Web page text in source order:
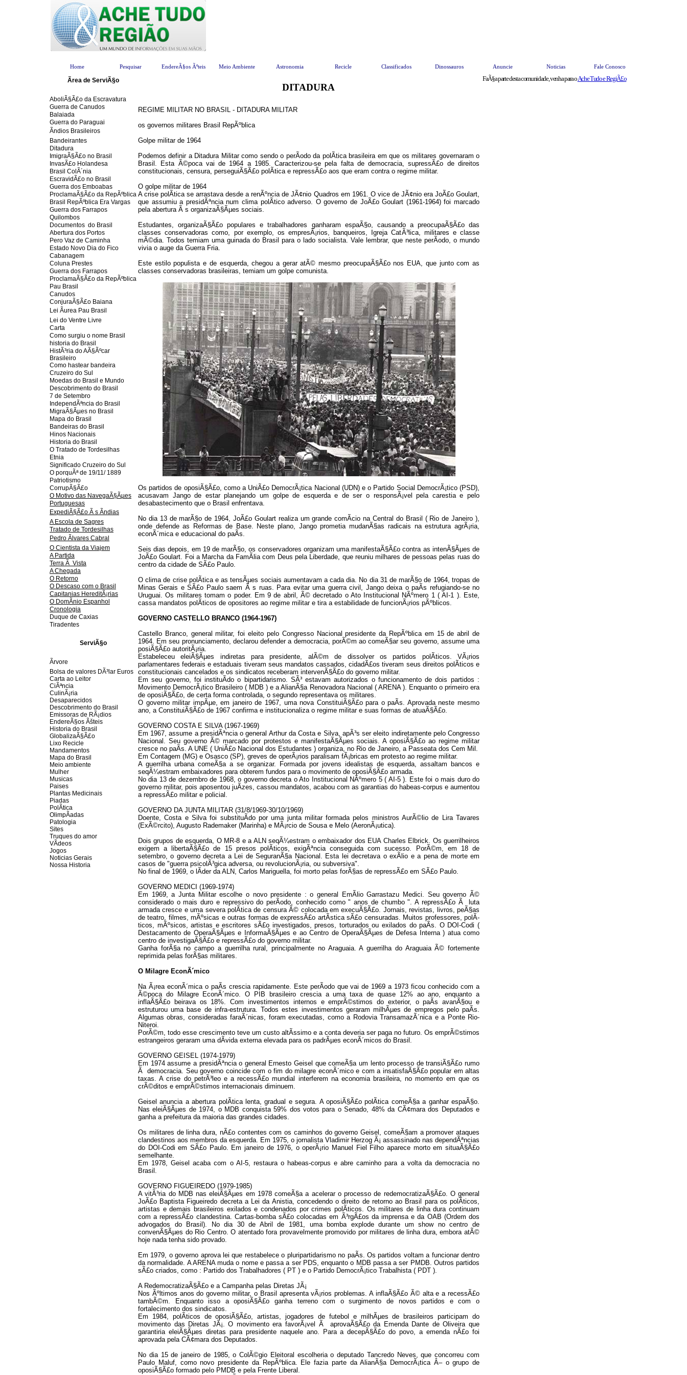
Home Pesquisar EndereÃ§os Ãºteis Meio Ambiente Astronomia Recicle Classificados Dinossauros Anuncie Noticias Fale Conosco
Ãrea de ServiÃ§o
AboliÃ§Ã£o da Escravatura
Guerra de Canudos
Balaiada
Guerra do Paraguai
Ãndios Brasileiros
Bandeirantes
Ditadura
ImigraÃ§Ã£o no Brasil
InvasÃ£o Holandesa
Brasil ColÃ´nia
EscravidÃ£o no Brasil
Guerra dos Emboabas
ProclamaÃ§Ã£o da RepÃºblica
Brasil RepÃºblica Era Vargas
Guerra dos Farrapos
Quilombos
Documentos do Brasil
Abertura dos Portos
Pero Vaz de Caminha
Estado Novo Dia do Fico
Cabanagem
Coluna Prestes
Guerra dos Farrapos
ProclamaÃ§Ã£o da RepÃºblica
Pau Brasil
Canudos
ConjuraÃ§Ã£o Baiana
Lei Ãurea Pau Brasil
Lei do Ventre Livre
Carta
Como surgiu o nome Brasil
historia do Brasil
HistÃ³ria do AÃ§Ãºcar
Brasileiro
Como hastear bandeira
Cruzeiro do Sul
Moedas do Brasil e Mundo
Descobrimento do Brasil
7 de Setembro
IndependÃªncia do Brasil
MigraÃ§Ãµes no Brasil
Mapa do Brasil
Bandeiras do Brasil
Hinos Nacionais
Historia do Brasil
O Tratado de Tordesilhas
Etnia
Significado Cruzeiro do Sul
O porquÃª de 19/11/ 1889
Patriotismo
CorrupÃ§Ã£o
O Motivo das NavegaÃ§Ãµes
Portuguesas
ExpediÃ§Ã£o Ã s Ãndias
A Escola de Sagres
Tratado de Tordesilhas
Pedro Ãlvares Cabral
O Cientista da Viajem
A Partida
Terra Ã Vista
A Chegada
O Retorno
O Descaso com o Brasil
Capitanias HereditÃ¡rias
O DomÃ­nio Espanhol
Cronologia
Duque de Caxias
Tiradentes
ServiÃ§o
Ãrvore
Bolsa de valores DÃ³lar Euros
Carta ao Leitor
CiÃªncia
CulinÃ¡ria
Desaparecidos
Descobrimento do Brasil
Emissoras de RÃ¡dios
EndereÃ§os Ãšteis
Historia do Brasil
GlobalizaÃ§Ã£o
Lixo Recicle
Mandamentos
Mapa do Brasil
Meio ambiente
Mulher
Musicas
Paises
Plantas Medicinais
Piadas
PolÃ­tica
OlimpÃ­adas
Patologia
Sites
Truques do amor
VÃ­deos
Jogos
Noticias Gerais
Nossa Historia
DITADURA
REGIME MILITAR NO BRASIL - DITADURA MILITAR
os governos militares Brasil RepÃºblica
Golpe militar de 1964
Podemos definir a Ditadura Militar como sendo o perÃ­odo da polÃ­tica brasileira em que os militares governaram o
Brasil. Esta Ã©poca vai de 1964 a 1985. Caracterizou-se pela falta de democracia, supressÃ£o de direitos
constitucionais, censura, perseguiÃ§Ã£o polÃ­tica e repressÃ£o aos que eram contra o regime militar.
O golpe militar de 1964
A crise polÃ­tica se arrastava desde a renÃºncia de JÃ¢nio Quadros em 1961. O vice de JÃ¢nio era JoÃ£o Goulart,
que assumiu a presidÃªncia num clima polÃ­tico adverso. O governo de JoÃ£o Goulart (1961-1964) foi marcado
pela abertura Ã s organizaÃ§Ãµes sociais.
Estudantes, organizaÃ§Ã£o populares e trabalhadores ganharam espaÃ§o, causando a preocupaÃ§Ã£o das
classes conservadoras como, por exemplo, os empresÃ¡rios, banqueiros, Igreja CatÃ³lica, militares e classe
mÃ©dia. Todos temiam uma guinada do Brasil para o lado socialista. Vale lembrar, que neste perÃ­odo, o mundo
vivia o auge da Guerra Fria.
Este estilo populista e de esquerda, chegou a gerar atÃ© mesmo preocupaÃ§Ã£o nos EUA, que junto com as
classes conservadoras brasileiras, temiam um golpe comunista.
Os partidos de oposiÃ§Ã£o, como a UniÃ£o DemocrÃ¡tica Nacional (UDN) e o Partido Social DemocrÃ¡tico (PSD),
acusavam Jango de estar planejando um golpe de esquerda e de ser o responsÃ¡vel pela carestia e pelo
desabastecimento que o Brasil enfrentava.
No dia 13 de marÃ§o de 1964, JoÃ£o Goulart realiza um grande comÃ­cio na Central do Brasil ( Rio de Janeiro ),
onde defende as Reformas de Base. Neste plano, Jango prometia mudanÃ§as radicais na estrutura agrÃ¡ria,
econÃ´mica e educacional do paÃ­s.
Seis dias depois, em 19 de marÃ§o, os conservadores organizam uma manifestaÃ§Ã£o contra as intenÃ§Ãµes de
JoÃ£o Goulart. Foi a Marcha da FamÃ­lia com Deus pela Liberdade, que reuniu milhares de pessoas pelas ruas do
centro da cidade de SÃ£o Paulo.
O clima de crise polÃ­tica e as tensÃµes sociais aumentavam a cada dia. No dia 31 de marÃ§o de 1964, tropas de
Minas Gerais e SÃ£o Paulo saem Ã s ruas. Para evitar uma guerra civil, Jango deixa o paÃ­s refugiando-se no
Uruguai. Os militares tomam o poder. Em 9 de abril, Ã© decretado o Ato Institucional NÃºmero 1 ( AI-1 ). Este,
cassa mandatos polÃ­ticos de opositores ao regime militar e tira a estabilidade de funcionÃ¡rios pÃºblicos.
GOVERNO CASTELLO BRANCO (1964-1967)
Castello Branco, general militar, foi eleito pelo Congresso Nacional presidente da RepÃºblica em 15 de abril de
1964. Em seu pronunciamento, declarou defender a democracia, porÃ©m ao comeÃ§ar seu governo, assume uma
posiÃ§Ã£o autoritÃ¡ria.
Estabeleceu eleiÃ§Ãµes indiretas para presidente, alÃ©m de dissolver os partidos polÃ­ticos. VÃ¡rios
parlamentares federais e estaduais tiveram seus mandatos cassados, cidadÃ£os tiveram seus direitos polÃ­ticos e
constitucionais cancelados e os sindicatos receberam intervenÃ§Ã£o do governo militar.
Em seu governo, foi instituÃ­do o bipartidarismo. SÃ³ estavam autorizados o funcionamento de dois partidos :
Movimento DemocrÃ¡tico Brasileiro ( MDB ) e a AlianÃ§a Renovadora Nacional ( ARENA ). Enquanto o primeiro era
de oposiÃ§Ã£o, de certa forma controlada, o segundo representava os militares.
O governo militar impÃµe, em janeiro de 1967, uma nova ConstituiÃ§Ã£o para o paÃ­s. Aprovada neste mesmo
ano, a ConstituiÃ§Ã£o de 1967 confirma e institucionaliza o regime militar e suas formas de atuaÃ§Ã£o.
GOVERNO COSTA E SILVA (1967-1969)
Em 1967, assume a presidÃªncia o general Arthur da Costa e Silva, apÃ³s ser eleito indiretamente pelo Congresso
Nacional. Seu governo Ã© marcado por protestos e manifestaÃ§Ãµes sociais. A oposiÃ§Ã£o ao regime militar
cresce no paÃ­s. A UNE ( UniÃ£o Nacional dos Estudantes ) organiza, no Rio de Janeiro, a Passeata dos Cem Mil.
Em Contagem (MG) e Osasco (SP), greves de operÃ¡rios paralisam fÃ¡bricas em protesto ao regime militar.
A guerrilha urbana comeÃ§a a se organizar. Formada por jovens idealistas de esquerda, assaltam bancos e
seqÃ¼estram embaixadores para obterem fundos para o movimento de oposiÃ§Ã£o armada.
No dia 13 de dezembro de 1968, o governo decreta o Ato Institucional NÃºmero 5 ( AI-5 ). Este foi o mais duro do
governo militar, pois aposentou juÃ­zes, cassou mandatos, acabou com as garantias do habeas-corpus e aumentou
a repressÃ£o militar e policial.
GOVERNO DA JUNTA MILITAR (31/8/1969-30/10/1969)
Doente, Costa e Silva foi substituÃ­do por uma junta militar formada pelos ministros AurÃ©lio de Lira Tavares
(ExÃ©rcito), Augusto Rademaker (Marinha) e MÃ¡rcio de Sousa e Melo (AeronÃ¡utica).
Dois grupos de esquerda, O MR-8 e a ALN seqÃ¼estram o embaixador dos EUA Charles Elbrick. Os guerrilheiros
exigem a libertaÃ§Ã£o de 15 presos polÃ­ticos, exigÃªncia conseguida com sucesso. PorÃ©m, em 18 de
setembro, o governo decreta a Lei de SeguranÃ§a Nacional. Esta lei decretava o exÃ­lio e a pena de morte em
casos de "guerra psicolÃ³gica adversa, ou revolucionÃ¡ria, ou subversiva".
No final de 1969, o lÃ­der da ALN, Carlos Mariguella, foi morto pelas forÃ§as de repressÃ£o em SÃ£o Paulo.
GOVERNO MEDICI (1969-1974)
Em 1969, a Junta Militar escolhe o novo presidente : o general EmÃ­lio Garrastazu Medici. Seu governo Ã©
considerado o mais duro e repressivo do perÃ­odo, conhecido como " anos de chumbo ". A repressÃ£o Ã luta
armada cresce e uma severa polÃ­tica de censura Ã© colocada em execuÃ§Ã£o. Jornais, revistas, livros, peÃ§as
de teatro, filmes, mÃºsicas e outras formas de expressÃ£o artÃ­stica sÃ£o censuradas. Muitos professores, polÃ­
ticos, mÃºsicos, artistas e escritores sÃ£o investigados, presos, torturados ou exilados do paÃ­s. O DOI-Codi (
Destacamento de OperaÃ§Ãµes e InformaÃ§Ãµes e ao Centro de OperaÃ§Ãµes de Defesa Interna ) atua como
centro de investigaÃ§Ã£o e repressÃ£o do governo militar.
Ganha forÃ§a no campo a guerrilha rural, principalmente no Araguaia. A guerrilha do Araguaia Ã© fortemente
reprimida pelas forÃ§as militares.
O Milagre EconÃ´mico
Na Ã¡rea econÃ´mica o paÃ­s crescia rapidamente. Este perÃ­odo que vai de 1969 a 1973 ficou conhecido com a
Ã©poca do Milagre EconÃ´mico. O PIB brasileiro crescia a uma taxa de quase 12% ao ano, enquanto a
inflaÃ§Ã£o beirava os 18%. Com investimentos internos e emprÃ©stimos do exterior, o paÃ­s avanÃ§ou e
estruturou uma base de infra-estrutura. Todos estes investimentos geraram milhÃµes de empregos pelo paÃ­s.
Algumas obras, consideradas faraÃ´nicas, foram executadas, como a Rodovia TransamazÃ´nica e a Ponte Rio-
Niteroi.
PorÃ©m, todo esse crescimento teve um custo altÃ­ssimo e a conta deveria ser paga no futuro. Os emprÃ©stimos
estrangeiros geraram uma dÃ­vida externa elevada para os padrÃµes econÃ´micos do Brasil.
GOVERNO GEISEL (1974-1979)
Em 1974 assume a presidÃªncia o general Ernesto Geisel que comeÃ§a um lento processo de transiÃ§Ã£o rumo
Ã democracia. Seu governo coincide com o fim do milagre econÃ´mico e com a insatisfaÃ§Ã£o popular em altas
taxas. A crise do petrÃ³leo e a recessÃ£o mundial interferem na economia brasileira, no momento em que os
crÃ©ditos e emprÃ©stimos internacionais diminuem.
Geisel anuncia a abertura polÃ­tica lenta, gradual e segura. A oposiÃ§Ã£o polÃ­tica comeÃ§a a ganhar espaÃ§o.
Nas eleiÃ§Ãµes de 1974, o MDB conquista 59% dos votos para o Senado, 48% da CÃ¢mara dos Deputados e
ganha a prefeitura da maioria das grandes cidades.
Os militares de linha dura, nÃ£o contentes com os caminhos do governo Geisel, comeÃ§am a promover ataques
clandestinos aos membros da esquerda. Em 1975, o jornalista Vladimir Herzog Ã¡ assassinado nas dependÃªncias
do DOI-Codi em SÃ£o Paulo. Em janeiro de 1976, o operÃ¡rio Manuel Fiel Filho aparece morto em situaÃ§Ã£o
semelhante.
Em 1978, Geisel acaba com o AI-5, restaura o habeas-corpus e abre caminho para a volta da democracia no
Brasil.
GOVERNO FIGUEIREDO (1979-1985)
A vitÃ³ria do MDB nas eleiÃ§Ãµes em 1978 comeÃ§a a acelerar o processo de redemocratizaÃ§Ã£o. O general
JoÃ£o Baptista Figueiredo decreta a Lei da Anistia, concedendo o direito de retorno ao Brasil para os polÃ­ticos,
artistas e demais brasileiros exilados e condenados por crimes polÃ­ticos. Os militares de linha dura continuam
com a repressÃ£o clandestina. Cartas-bomba sÃ£o colocadas em Ã³rgÃ£os da imprensa e da OAB (Ordem dos
advogados do Brasil). No dia 30 de Abril de 1981, uma bomba explode durante um show no centro de
convenÃ§Ãµes do Rio Centro. O atentado fora provavelmente promovido por militares de linha dura, embora atÃ©
hoje nada tenha sido provado.
Em 1979, o governo aprova lei que restabelece o pluripartidarismo no paÃ­s. Os partidos voltam a funcionar dentro
da normalidade. A ARENA muda o nome e passa a ser PDS, enquanto o MDB passa a ser PMDB. Outros partidos
sÃ£o criados, como : Partido dos Trabalhadores ( PT ) e o Partido DemocrÃ¡tico Trabalhista ( PDT ).
A RedemocratizaÃ§Ã£o e a Campanha pelas Diretas JÃ¡
Nos Ãºltimos anos do governo militar, o Brasil apresenta vÃ¡rios problemas. A inflaÃ§Ã£o Ã© alta e a recessÃ£o
tambÃ©m. Enquanto isso a oposiÃ§Ã£o ganha terreno com o surgimento de novos partidos e com o
fortalecimento dos sindicatos.
Em 1984, polÃ­ticos de oposiÃ§Ã£o, artistas, jogadores de futebol e milhÃµes de brasileiros participam do
movimento das Diretas JÃ¡. O movimento era favorÃ¡vel Ã aprovaÃ§Ã£o da Emenda Dante de Oliveira que
garantiria eleiÃ§Ãµes diretas para presidente naquele ano. Para a decepÃ§Ã£o do povo, a emenda nÃ£o foi
aprovada pela CÃ¢mara dos Deputados.
No dia 15 de janeiro de 1985, o ColÃ©gio Eleitoral escolheria o deputado Tancredo Neves, que concorreu com
Paulo Maluf, como novo presidente da RepÃºblica. Ele fazia parte da AlianÃ§a DemocrÃ¡tica Â– o grupo de
oposiÃ§Ã£o formado pelo PMDB e pela Frente Liberal.
FaÃ§a parte desta comunidade, venha para oAche Tudo e RegiÃ£o